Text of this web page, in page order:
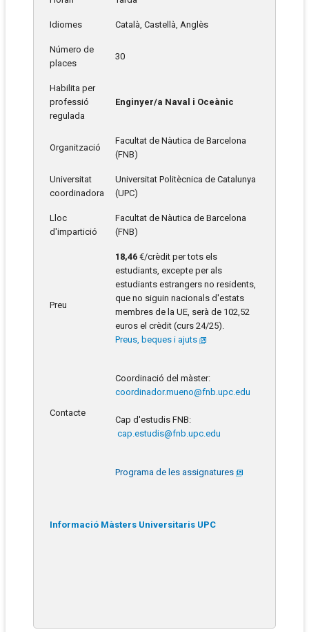
Idiomes Català, Castellà, Anglès
Número de
places
30
Habilita per
professió
regulada
Enginyer/a Naval i Oceànic
Organització
Facultat de Nàutica de Barcelona
(FNB)
Universitat
coordinadora
Universitat Politècnica de Catalunya
(UPC)
Lloc
d'impartició
Facultat de Nàutica de Barcelona
(FNB)
Preu
18,46 €/crèdit per tots els
estudiants, excepte per als
estudiants estrangers no residents,
que no siguin nacionals d'estats
membres de la UE, serà de 102,52
euros el crèdit (curs 24/25).
Preus, beques i ajuts
Contacte
Coordinació del màster:
coordinador.mueno@fnb.upc.edu
Cap d'estudis FNB:
cap.estudis@fnb.upc.edu
Programa de les assignatures
Informació Màsters Universitaris UPC